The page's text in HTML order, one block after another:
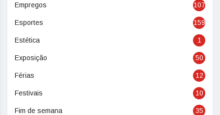
Empregos 107
Esportes 159
Estética 1
Exposição 50
Férias 12
Festivais 10
Fim de semana 35